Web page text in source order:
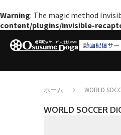
Warning: The magic method
content/plugins/invisible-
ホーム WORLD
WORLD SOCCER